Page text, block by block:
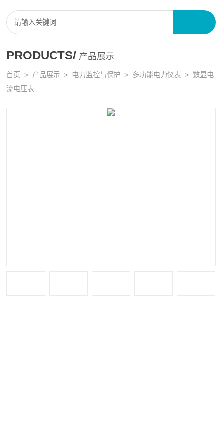
PRODUCTS/ 产品展示
首页 > 产品展示 > 电力监控与保护 > 多功能电力仪表 > 数显电
流电压表